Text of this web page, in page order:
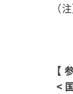
（
【
<